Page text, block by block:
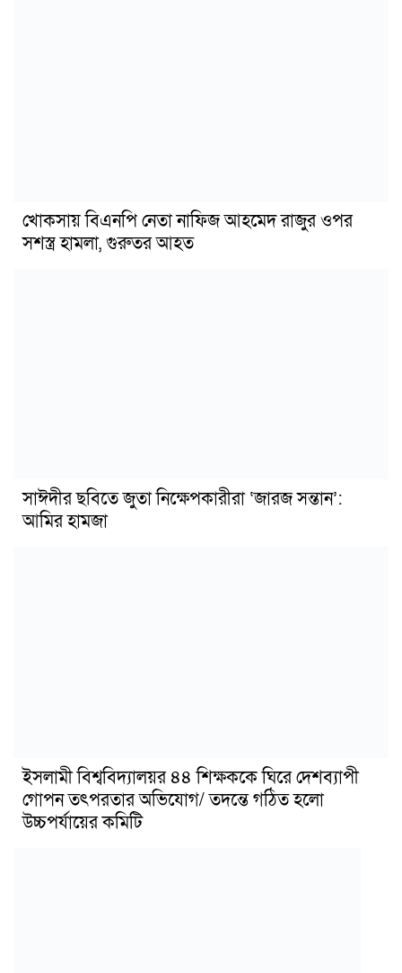
খোকসায় বিএনপি নেতা নাফিজ আহমেদ রাজুর ওপর
সশস্ত্র হামলা, গুরুতর আহত
সাঈদীর ছবিতে জুতা নিক্ষেপকারীরা ‘জারজ সন্তান’:
আমির হামজা
ইসলামী বিশ্ববিদ্যালয়র ৪৪ শিক্ষককে ঘিরে দেশব্যাপী
গোপন তৎপরতার অভিযোগ/ তদন্তে গঠিত হলো
উচ্চপর্যায়ের কমিটি